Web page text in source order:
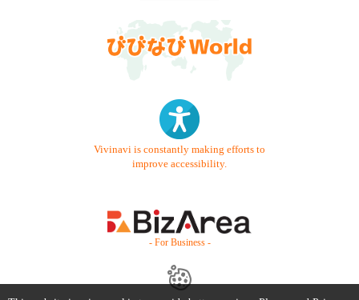
Vivinavi is constantly making efforts to
improve accessibility.
- For Business -